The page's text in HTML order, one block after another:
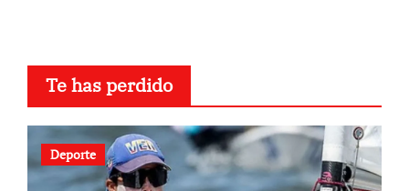
Te has perdido
Deporte